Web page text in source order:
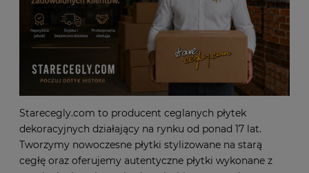
Starecegly.com to producent ceglanych płytek
dekoracyjnych działający na rynku od ponad 17 lat.
Tworzymy nowoczesne płytki stylizowane na starą